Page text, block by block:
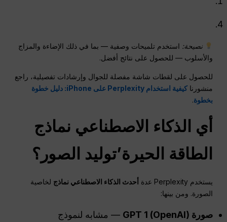
نصيحة: استخدم تلميحات وصفية — بما في ذلك الإضاءة والمزاج
والأسلوب — للحصول على نتائج أفضل.
للحصول على لقطات شاشة مفصلة للجوال وإرشادات تفصيلية، راجع
منشورنا
كيفية استخدام Perplexity على iPhone: دليل خطوة
بخطوة.
أي الذكاء الاصطناعي نماذج
الطاقة الحيرة’توليد الصور؟
يستخدم Perplexity عدة أحدث الذكاء الاصطناعي نماذج لخاصية
الصورة. ومن بينها:
صورة GPT 1 ( OpenAI)
— مشابه لنموذج